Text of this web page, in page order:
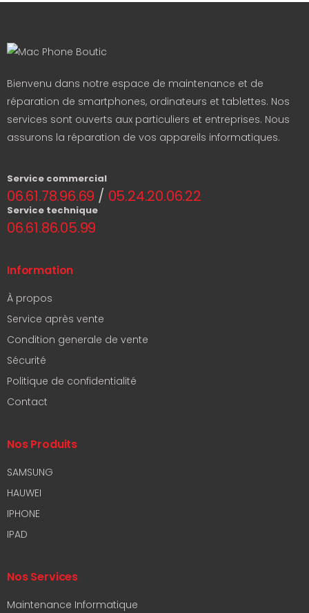
Bienvenu dans notre espace de maintenance et de
réparation de smartphones, ordinateurs et tablettes. Nos
services sont ouverts aux particuliers et entreprises. Nous
assurons la réparation de vos appareils informatiques.
Service commercial
06.61.78.96.69 / 05.24.20.06.22
Service technique
06.61.86.05.99
Information
À propos
Service après vente
Condition generale de vente
Sécurité
Politique de confidentialité
Contact
Nos Produits
SAMSUNG
HAUWEI
IPHONE
IPAD
Nos Services
Maintenance Informatique